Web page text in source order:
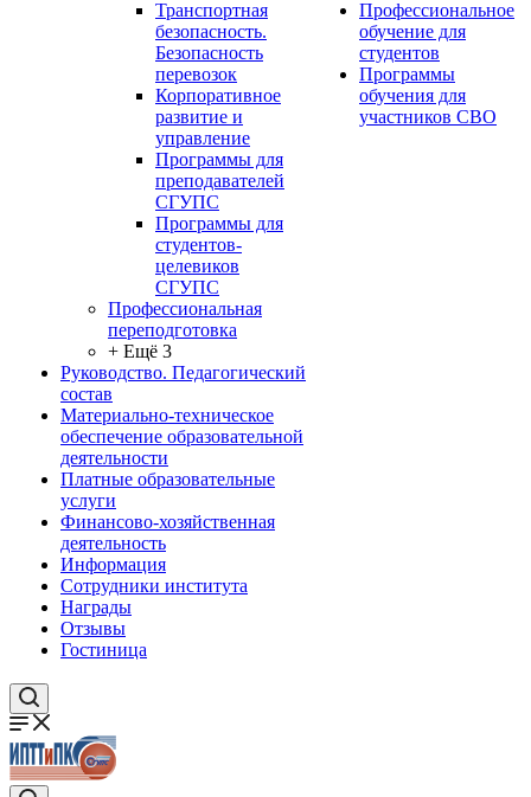
Транспортная
безопасность.
Безопасность
перевозок
Корпоративное
развитие и
управление
Программы для
преподавателей
СГУПС
Программы для
студентов-
целевиков
СГУПС
Профессиональная
переподготовка
+ Ещё 3
Руководство. Педагогический
состав
Материально-техническое
обеспечение образовательной
деятельности
Платные образовательные
услуги
Финансово-хозяйственная
деятельность
Информация
Сотрудники института
Награды
Отзывы
Гостиница
Профессиональное
обучение для
студентов
Программы
обучения для
участников СВО